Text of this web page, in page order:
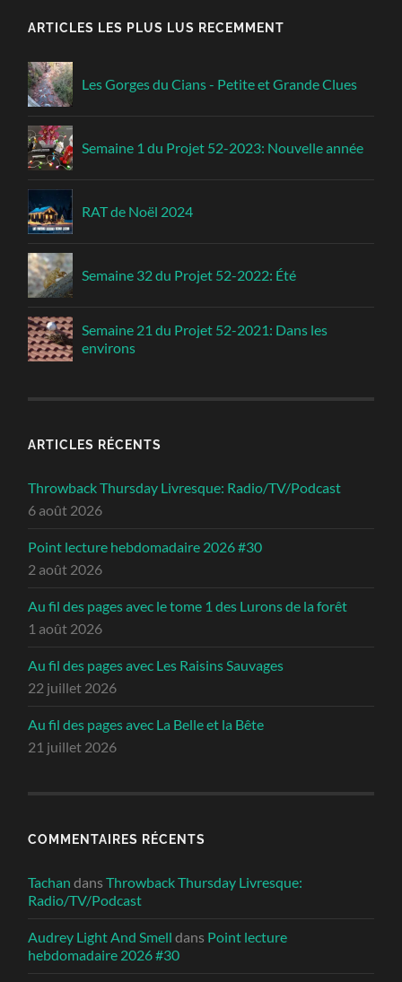
ARTICLES LES PLUS LUS RECEMMENT
Les Gorges du Cians - Petite et Grande Clues
Semaine 1 du Projet 52-2023: Nouvelle année
RAT de Noël 2024
Semaine 32 du Projet 52-2022: Été
Semaine 21 du Projet 52-2021: Dans les
environs
ARTICLES RÉCENTS
Throwback Thursday Livresque: Radio/TV/Podcast
6 août 2026
Point lecture hebdomadaire 2026 #30
2 août 2026
Au fil des pages avec le tome 1 des Lurons de la forêt
1 août 2026
Au fil des pages avec Les Raisins Sauvages
22 juillet 2026
Au fil des pages avec La Belle et la Bête
21 juillet 2026
COMMENTAIRES RÉCENTS
Tachan dansThrowback Thursday Livresque:
Radio/TV/Podcast
Audrey Light And Smell dans Point lecture
hebdomadaire 2026 #30